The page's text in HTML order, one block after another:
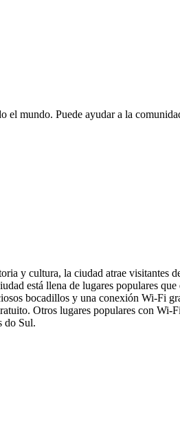
mundo. Puede ayudar a la
y cultura, la ciudad atrae visitantes
está llena de lugares populares
bocadillos y una conexión Wi-Fi
Otros lugares populares con
do Sul.